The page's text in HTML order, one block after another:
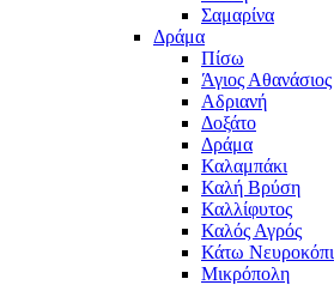
Σαμαρίνα
Δράμα
Πίσω
Άγιος Αθανάσιος
Αδριανή
Δοξάτο
Δράμα
Καλαμπάκι
Καλή Βρύση
Καλλίφυτος
Καλός Αγρός
Κάτω Νευροκόπι
Μικρόπολη